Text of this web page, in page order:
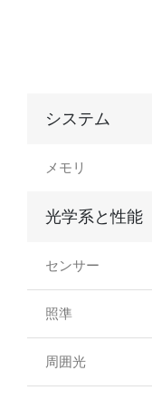
システム
メモリ
光学系と性能
センサー
照準
周囲光